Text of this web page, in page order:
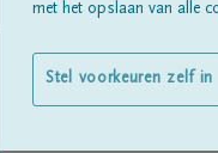
met het opslaan van alle
Stel voorkeuren zelf in